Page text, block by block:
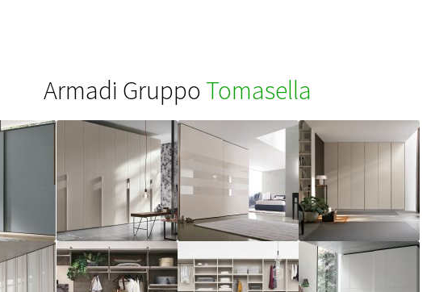
Armadi Gruppo Tomasella